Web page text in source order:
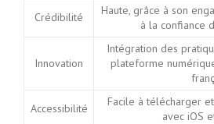
Crédibilité
Haute, grâce à son
à la confiance
Innovation
Intégration des
plateforme
Accessibilité
Facile à télécharger
avec iOS